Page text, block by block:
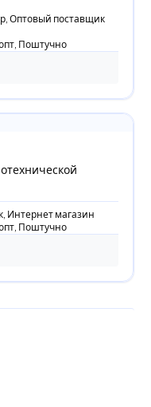
Оптовый поставщик
Поштучно
Интернет магазин
Поштучно